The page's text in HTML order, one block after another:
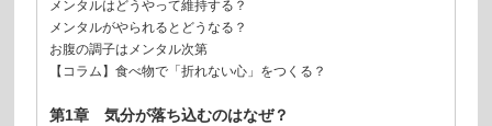
メンタルはどうやって維持する？
メンタルがやられるとどうなる？
お腹の調子はメンタル次第
【コラム】食べ物で「折れない心」をつくる？
第1章 気分が落ち込むのはなぜ？